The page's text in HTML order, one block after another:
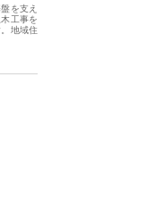
を支え
工事を
地域住